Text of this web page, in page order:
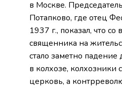
в Москве.
Потапково, где отец
1937 г., показал, что
священника на
стало заметно
в колхозе, колхозники
церковь, а